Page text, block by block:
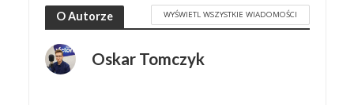
O Autorze WYŚWIETL WSZYSTKIE WIADOMOŚCI
Oskar Tomczyk